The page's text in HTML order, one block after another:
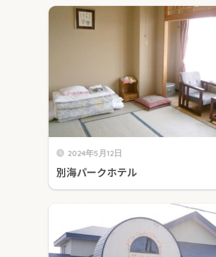
2024年5月12日
別海パークホテル